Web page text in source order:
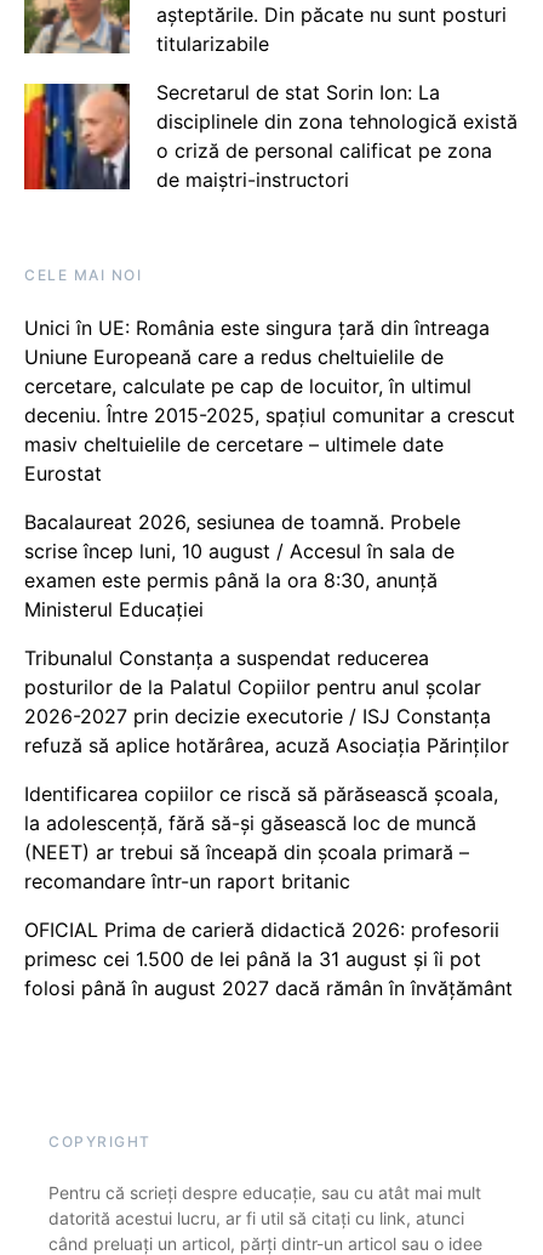
așteptările. Din păcate nu sunt posturi
titularizabile
Secretarul de stat Sorin Ion: La
disciplinele din zona tehnologică există
o criză de personal calificat pe zona
de maiștri-instructori
CELE MAI NOI
Unici în UE: România este singura țară din întreaga
Uniune Europeană care a redus cheltuielile de
cercetare, calculate pe cap de locuitor, în ultimul
deceniu. Între 2015-2025, spațiul comunitar a crescut
masiv cheltuielile de cercetare – ultimele date
Eurostat
Bacalaureat 2026, sesiunea de toamnă. Probele
scrise încep luni, 10 august / Accesul în sala de
examen este permis până la ora 8:30, anunță
Ministerul Educației
Tribunalul Constanța a suspendat reducerea
posturilor de la Palatul Copiilor pentru anul școlar
2026-2027 prin decizie executorie / ISJ Constanța
refuză să aplice hotărârea, acuză Asociația Părinților
Identificarea copiilor ce riscă să părăsească școala,
la adolescență, fără să-și găsească loc de muncă
(NEET) ar trebui să înceapă din școala primară –
recomandare într-un raport britanic
OFICIAL Prima de carieră didactică 2026: profesorii
primesc cei 1.500 de lei până la 31 august și îi pot
folosi până în august 2027 dacă rămân în învățământ
COPYRIGHT
Pentru că scrieți despre educație, sau cu atât mai mult
datorită acestui lucru, ar fi util să citați cu link, atunci
când preluați un articol, părți dintr-un articol sau o idee